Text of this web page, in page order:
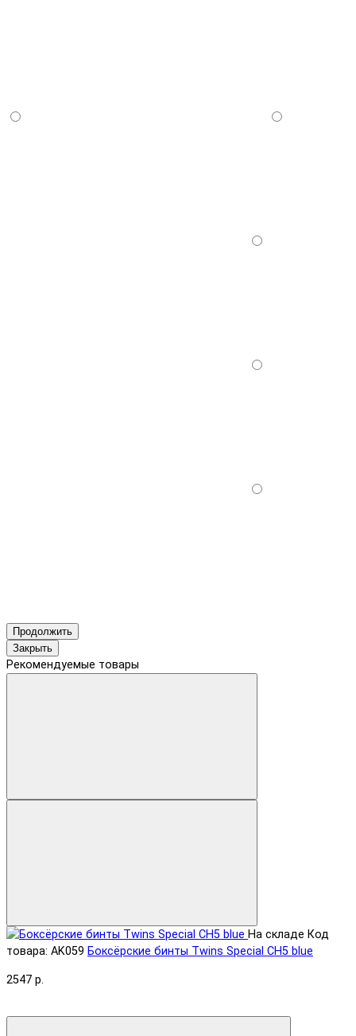
Продолжить
Закрыть
Рекомендуемые товары
На складе Код
товара: AK059 Боксёрские бинты Twins Special CH5 blue
2547 р.